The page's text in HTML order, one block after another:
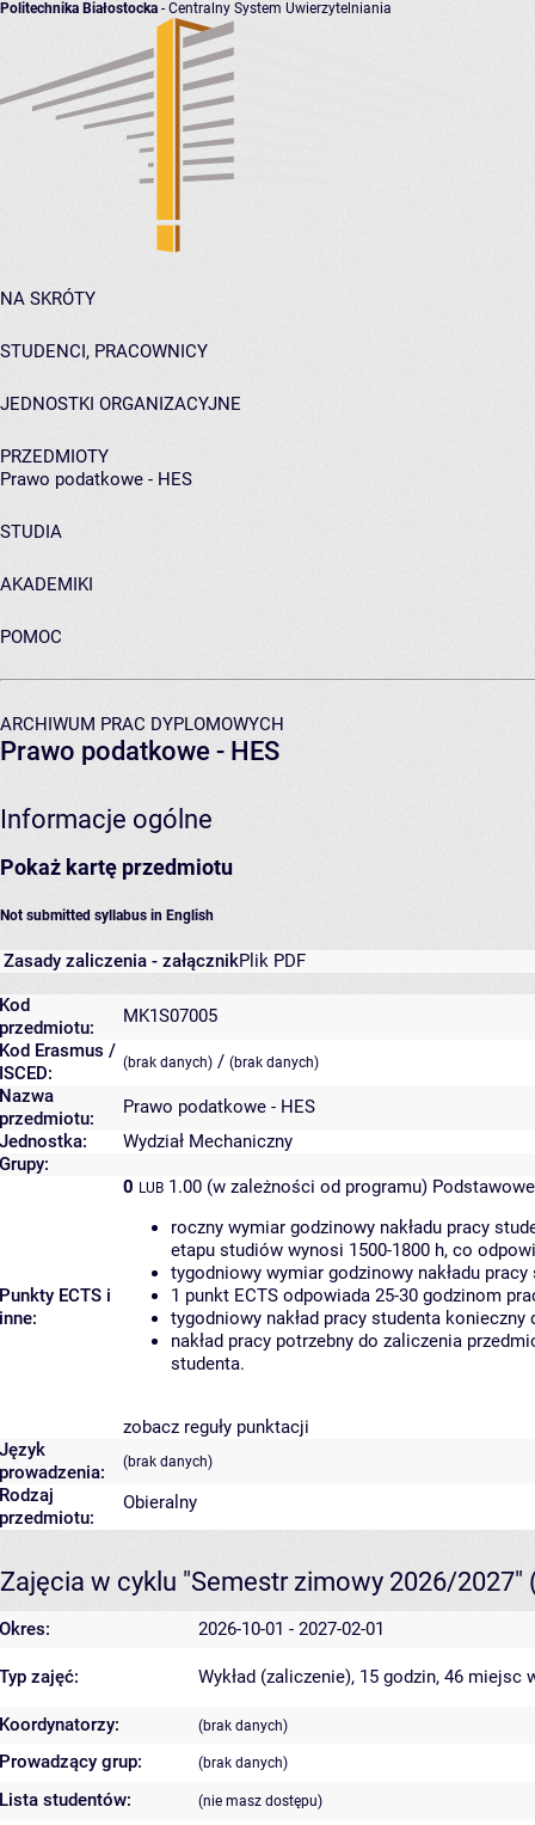
Politechnika Białostocka - Centralny System Uwierzytelniania
NA SKRÓTY
STUDENCI, PRACOWNICY
JEDNOSTKI ORGANIZACYJNE
PRZEDMIOTY
Prawo podatkowe - HES
STUDIA
AKADEMIKI
POMOC
ARCHIWUM PRAC DYPLOMOWYCH
Prawo podatkowe - HES
Informacje ogólne
Pokaż kartę przedmiotu
Not submitted syllabus in English
Zasady zaliczenia - załącznikPlik PDF
Kod
przedmiotu:
MK1S07005
Kod Erasmus /
ISCED:
(brak danych) / (brak danych)
Nazwa
przedmiotu:
Prawo podatkowe - HES
Jednostka:
Wydział Mechaniczny
Grupy:
Punkty ECTS i
inne:
0 LUB 1.00 (w zależności od programu)
roczny wymiar godzinowy nakładu pracy
etapu studiów wynosi 1500-1800 h, co
tygodniowy wymiar godzinowy nakładu
1 punkt ECTS odpowiada 25-30 godzinom
tygodniowy nakład pracy studenta
nakład pracy potrzebny do zaliczenia
studenta.
zobacz reguły punktacji
Język
prowadzenia:
(brak danych)
Rodzaj
przedmiotu:
Obieralny
Zajęcia w cyklu "Semestr zimowy 2026/2027"
Okres: 2026-10-01 - 2027-02-01
Typ zajęć: Wykład (zaliczenie), 15 godzin, 46 miejsc
Koordynatorzy: (brak danych)
Prowadzący grup: (brak danych)
Lista studentów: (nie masz dostępu)